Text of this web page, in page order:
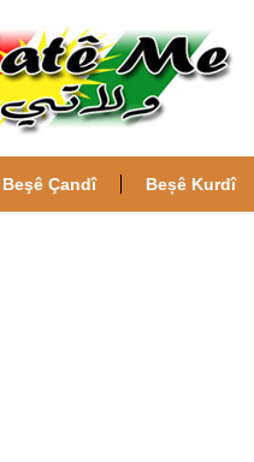
Beşê Çandî Beșê Kurdî